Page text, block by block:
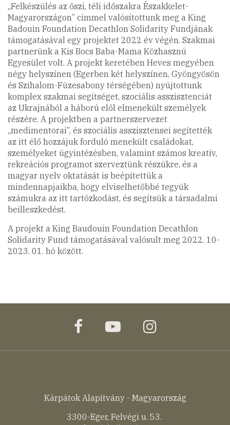
„Felkészülés az őszi, téli időszakra Északkelet-
Magyarországon” címmel valósítottunk meg a King
Badouin Foundation Decathlon Solidarity Fundjának
támogatásával egy projektet 2022 év végén. Szakmai
partnerünk a Kis Bocs Baba-Mama Közhasznú
Egyesület volt. A projekt keretében Heves megyében
négy helyszínen (Egerben két helyszínen, Gyöngyösön
és Szihalom-Füzesabony térségében) nyújtottunk
komplex szakmai segítséget, szociális asszisztenciát
az Ukrajnából a háború elől elmenekült személyek
részére. A projektben a partnerszervezet
„medimentorai”, és szociális asszisztensei segítették
az itt élő hozzájuk forduló menekült családokat,
személyeket ügyintézésben, valamint számos kreatív,
rekreációs programot szerveztünk részükre, és a
magyar nyelv oktatását is beépítettük a
mindennapjaikba, hogy elviselhetőbbé tegyük
számukra az itt tartózkodást, és segítsük a társadalmi
beilleszkedést.
A projekt a King Baudouin Foundation Decathlon
Solidarity Fund támogatásával valósult meg 2022. 10-
2023. 01. hó között.
facebookyoutubeinstagram
Kárpátok Alapítvány - Magyarország
3300-Eger, Felvégi u. 53.